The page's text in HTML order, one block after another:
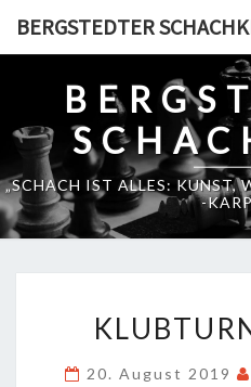
BERGSTEDTER
„SCHACH IST ALLES: KUNST,
-
20. August 2019